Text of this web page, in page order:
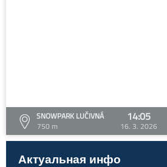
SNOWPARK LUČIVNÁ
750 m
14:05
16. 3. 2026
Актуальная инфо